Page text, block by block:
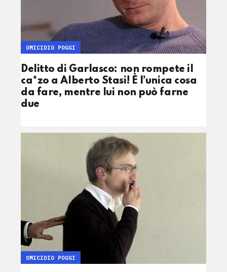
Delitto di Garlasco: non rompete il
ca*zo a Alberto Stasi! È l’unica cosa
da fare, mentre lui non può farne
due
OMICIDIO POGGI
OMICIDIO POGGI